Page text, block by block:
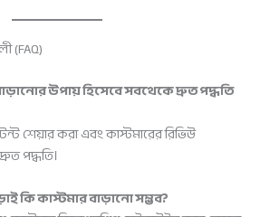
(FAQ)
উপায় হিসেবে সবথেকে দ্রুত পদ্ধতি
শেয়ার করা এবং কাস্টমারের রিভিউ
পদ্ধতি।
কি কাস্টমার বাড়ানো সম্ভব?